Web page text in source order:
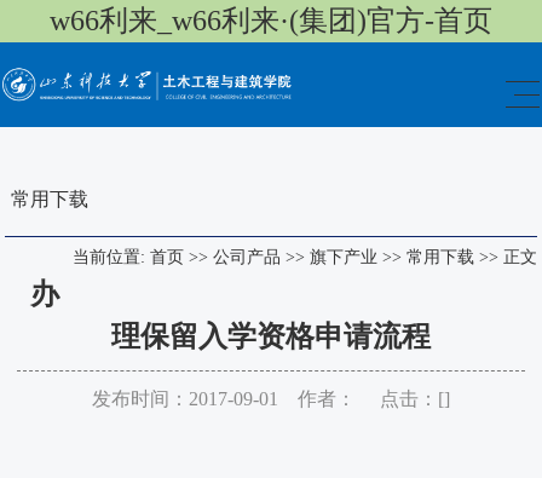
w66利来_w66利来·(集团)官方-首页
常用下载
当前位置: 首页 >> 公司产品 >> 旗下产业 >> 常用下载>> 正文
办
理保留入学资格申请流程
发布时间：2017-09-01 作者： 点击：[]